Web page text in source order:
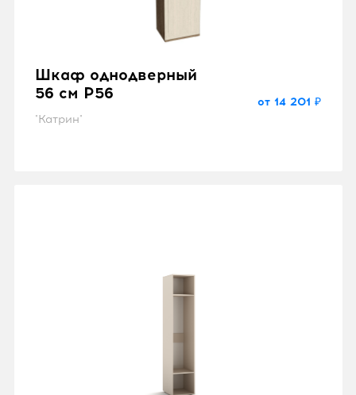
Шкаф однодверный
56 см P56
"Катрин"
от 14 201 ₽